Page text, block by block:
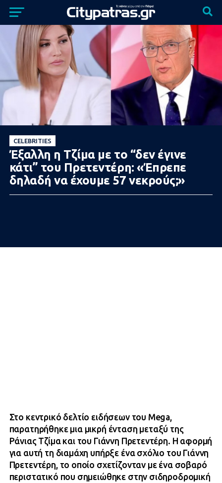
CELEBRITIES
Έξαλλη η Τζίμα με το “δεν έγινε
κάτι” του Πρετεντέρη: «Έπρεπε
δηλαδή να έχουμε 57 νεκρούς;»
Στο κεντρικό δελτίο ειδήσεων του Mega,
παρατηρήθηκε μια μικρή ένταση μεταξύ της
Ράνιας Τζίμα και του Γιάννη Πρετεντέρη. Η αφορμή
για αυτή τη διαμάχη υπήρξε ένα σχόλιο του Γιάννη
Πρετεντέρη, το οποίο σχετίζονταν με ένα σοβαρό
περιστατικό που σημειώθηκε στην σιδηροδρομική